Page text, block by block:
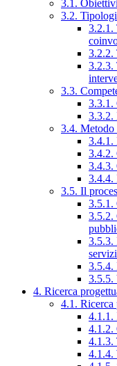
3.1.
3.2.
3.2.1.
3.2.2.
3.2.3.
3.3.
3.3.1.
3.3.2.
3.4.
3.4.1.
3.4.2.
3.4.3.
3.4.4.
3.5. Il
3.5.1.
3.5.2.
3.5.3.
3.5.4.
3.5.5.
4. Ricerca
4.1. Ricerca
4.1.1.
4.1.2.
4.1.3.
4.1.4.